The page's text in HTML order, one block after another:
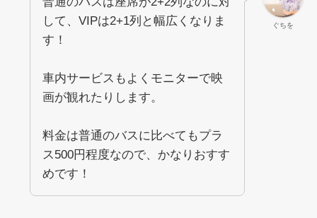
ぐちを
して、VIPは2+1列と幅広くなりま
す！
車内サービスもよくモニターで映
画が観れたりします。
料金は普通のバスに比べてもプラ
ス500円程度なので、かなりおすす
めです！